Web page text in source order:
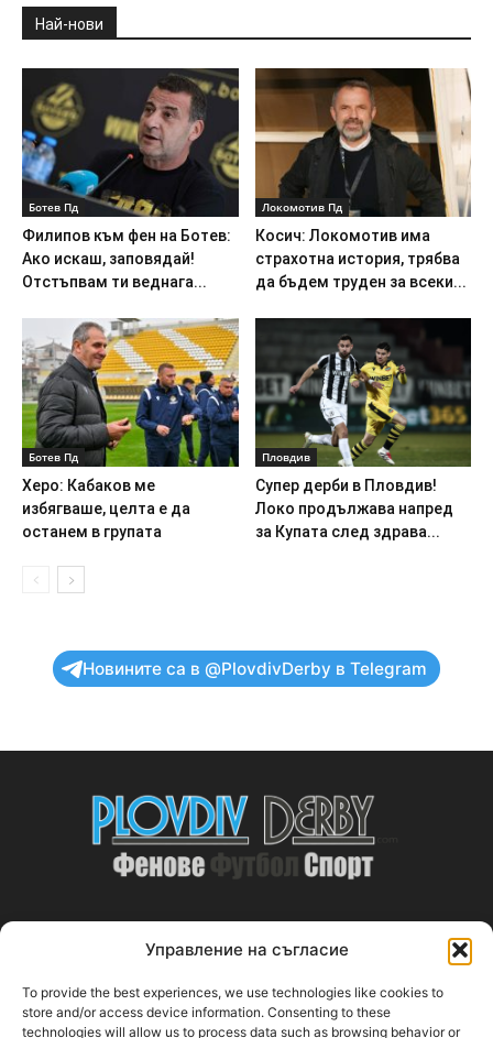
Управление на съгласие
To provide the best experiences, we use technologies like cookies to
store and/or access device information. Consenting to these
technologies will allow us to process data such as browsing behavior or
Най-нови
Ботев Пд
Филипов към фен на Ботев:
Ако искаш, заповядай!
Отстъпвам ти веднага...
Локомотив Пд
Косич: Локомотив има
страхотна история, трябва
да бъдем труден за всеки...
Ботев Пд
Херо: Кабаков ме
избягваше, целта е да
останем в групата
Пловдив
Супер дерби в Пловдив!
Локо продължава напред
за Купата след здрава...
Новините са в @PlovdivDerby в Telegram
ABOUT US
PlovdivDerby.com е първата пловдивска изцяло футболна